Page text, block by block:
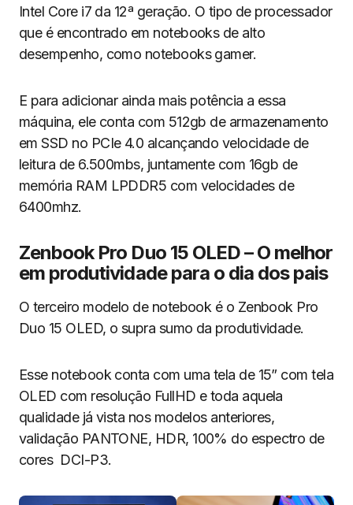
Intel Core i7 da 12ª geração. O tipo de processador
que é encontrado em notebooks de alto
desempenho, como notebooks gamer.
E para adicionar ainda mais potência a essa
máquina, ele conta com 512gb de armazenamento
em SSD no PCIe 4.0 alcançando velocidade de
leitura de 6.500mbs, juntamente com 16gb de
memória RAM LPDDR5 com velocidades de
6400mhz.
Zenbook Pro Duo 15 OLED – O melhor
em produtividade para o dia dos pais
O terceiro modelo de notebook é o Zenbook Pro
Duo 15 OLED, o supra sumo da produtividade.
Esse notebook conta com uma tela de 15” com tela
OLED com resolução FullHD e toda aquela
qualidade já vista nos modelos anteriores,
validação PANTONE, HDR, 100% do espectro de
cores DCI-P3.